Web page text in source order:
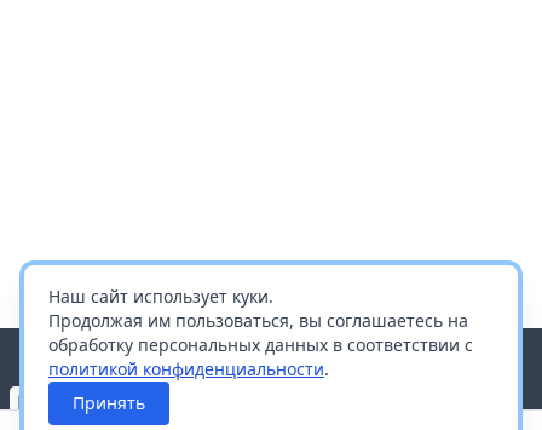
Наш сайт использует куки.
Продолжая им пользоваться, вы соглашаетесь на
обработку персональных данных в соответствии с
политикой конфиденциальности.
Принять